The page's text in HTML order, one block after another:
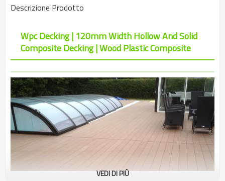
Descrizione Prodotto
Wpc Decking | 120mm Width Hollow And Solid
Composite Decking | Wood Plastic Composite
VEDI DI PIÙ